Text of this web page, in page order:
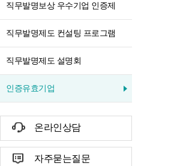
직무발명보상 우수기업 인증제
직무발명제도 컨설팅 프로그램
직무발명제도 설명회
인증유효기업
온라인상담
자주묻는질문